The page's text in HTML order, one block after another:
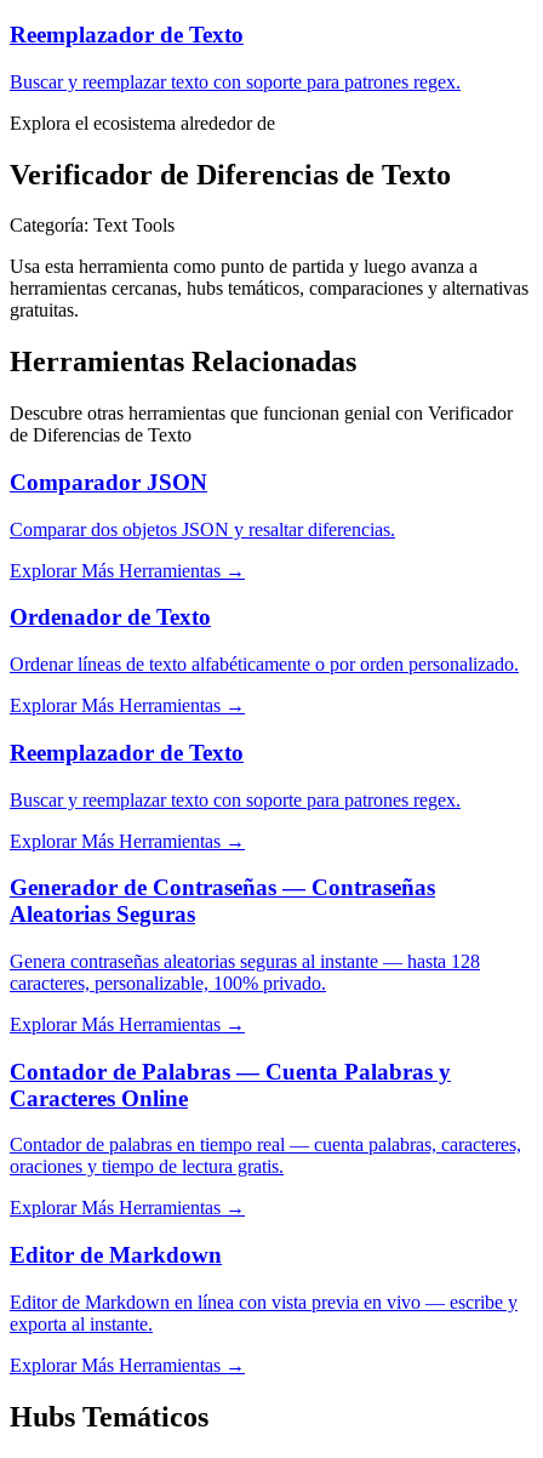
Reemplazador de Texto
Buscar y reemplazar texto con soporte para patrones regex.
Explora el ecosistema alrededor de
Verificador de Diferencias de Texto
Categoría: Text Tools
Usa esta herramienta como punto de partida y luego avanza a
herramientas cercanas, hubs temáticos, comparaciones y alternativas
gratuitas.
Herramientas Relacionadas
Descubre otras herramientas que funcionan genial con Verificador
de Diferencias de Texto
Comparador JSON
Comparar dos objetos JSON y resaltar diferencias.
Explorar Más Herramientas →
Ordenador de Texto
Ordenar líneas de texto alfabéticamente o por orden personalizado.
Explorar Más Herramientas →
Reemplazador de Texto
Buscar y reemplazar texto con soporte para patrones regex.
Explorar Más Herramientas →
Generador de Contraseñas — Contraseñas
Aleatorias Seguras
Genera contraseñas aleatorias seguras al instante — hasta 128
caracteres, personalizable, 100% privado.
Explorar Más Herramientas →
Contador de Palabras — Cuenta Palabras y
Caracteres Online
Contador de palabras en tiempo real — cuenta palabras, caracteres,
oraciones y tiempo de lectura gratis.
Explorar Más Herramientas →
Editor de Markdown
Editor de Markdown en línea con vista previa en vivo — escribe y
exporta al instante.
Explorar Más Herramientas →
Hubs Temáticos